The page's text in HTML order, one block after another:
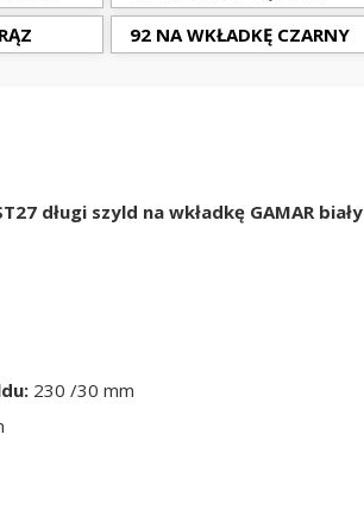
92 NA WKŁADKĘ CZARNY
długi szyld na wkładkę GAMAR biały
230 /30 mm